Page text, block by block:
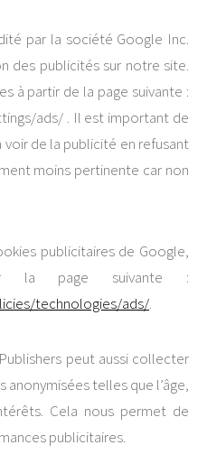
par la société Google Inc.
des publicités sur notre site.
à partir de la page suivante :
ads/ . Il est important de
de la publicité en refusant
moins pertinente car non
publicitaires de Google,
la page suivante :
technologies/ads/.
peut aussi collecter
telles que l’âge,
Cela nous permet de
publicitaires.